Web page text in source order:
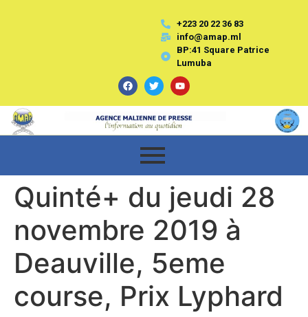
+223 20 22 36 83
info@amap.ml
BP:41 Square Patrice
Lumuba
Quinté+ du jeudi 28
novembre 2019 à
Deauville, 5eme
course, Prix Lyphard